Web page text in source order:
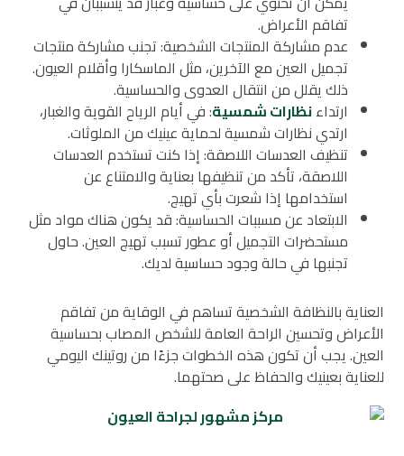
تفاقم الأعراض.
عدم مشاركة المنتجات الشخصية: تجنب مشاركة منتجات
تجميل العين مع الآخرين، مثل الماسكارا وأقلام العيون.
ذلك يقلل من انتقال العدوى والحساسية.
ارتداءنظارات شمسية: في أيام الرياح القوية والغبار،
ارتدي نظارات شمسية لحماية عينيك من الملوثات.
تنظيف العدسات اللاصقة: إذا كنت تستخدم العدسات
اللاصقة، تأكد من تنظيفها بعناية والامتناع عن
استخدامها إذا شعرت بأي تهيج.
الابتعاد عن مسببات الحساسية: قد يكون هناك مواد مثل
مستحضرات التجميل أو عطور تسبب تهيج العين. حاول
تجنبها في حالة وجود حساسية لديك.
العناية بالنظافة الشخصية تساهم في الوقاية من تفاقم
الأعراض وتحسين الراحة العامة للشخص المصاب بحساسية
العين. يجب أن تكون هذه الخطوات جزءًا من روتينك اليومي
للعناية بعينيك والحفاظ على صحتهما.